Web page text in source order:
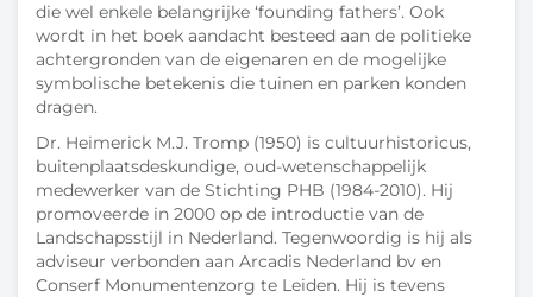
die wel enkele belangrijke ‘founding fathers’. Ook
wordt in het boek aandacht besteed aan de politieke
achtergronden van de eigenaren en de mogelijke
symbolische betekenis die tuinen en parken konden
dragen.
Dr. Heimerick M.J. Tromp (1950) is cultuurhistoricus,
buitenplaatsdeskundige, oud-wetenschappelijk
medewerker van de Stichting PHB (1984-2010). Hij
promoveerde in 2000 op de introductie van de
Landschapsstijl in Nederland. Tegenwoordig is hij als
adviseur verbonden aan Arcadis Nederland bv en
Conserf Monumentenzorg te Leiden. Hij is tevens